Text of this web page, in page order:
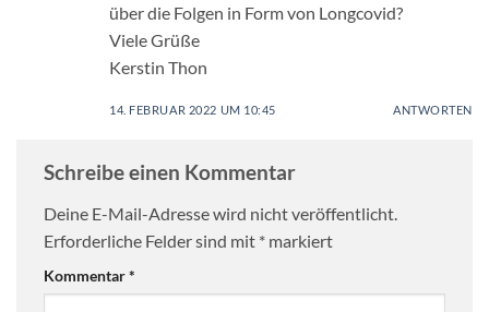
über die Folgen in Form von Longcovid?
Viele Grüße
Kerstin Thon
14. FEBRUAR 2022 UM 10:45 ANTWORTEN
Schreibe einen Kommentar
Deine E-Mail-Adresse wird nicht veröffentlicht.
Erforderliche Felder sind mit * markiert
Kommentar*